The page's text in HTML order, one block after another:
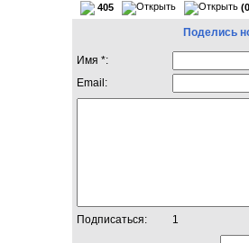
405
Поделись
Имя *:
Email:
Подписаться: 1